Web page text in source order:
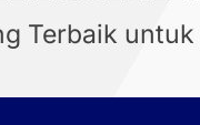
Terbaik untuk